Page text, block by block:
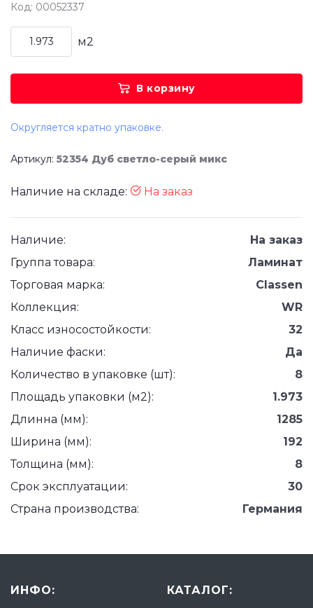
Код: 00052337
м2
В корзину
Округляется кратно упаковке.
Артикул: 52354 Дуб светло-серый микс
Наличие на складе: На заказ
Наличие:
На заказ
Группа товара:
Ламинат
Торговая марка:
Classen
Коллекция:
WR
Класс износостойкости:
32
Наличие фаски:
Да
Количество в упаковке (шт):
8
Площадь упаковки (м2):
1.973
Длинна (мм):
1285
Ширина (мм):
192
Толщина (мм):
8
Срок эксплуатации:
30
Страна производства:
Германия
ИНФО:
КАТАЛОГ: